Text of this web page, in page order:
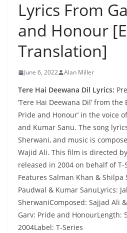
Lyrics From
and Honour
Translation]
June 6, 2022 Alan Miller
Tere Hai Deewana Dil Lyrics:
‘Tere Hai Deewana Dil’ from the
Pride and Honour’ in the voice
and Kumar Sanu. The song
Sherwani, and music is
Wajid Ali. This film is directed
released in 2004 on behalf of T-
Features Salman Khan &
Paudwal & Kumar SanuLyrics:
SherwaniComposed: Sajjad Ali
Garv: Pride and HonourLength:
2004Label: T-Series